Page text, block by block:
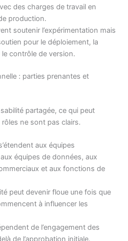
des charges de travail en
production.
soutenir l’expérimentation mais
pour le déploiement, la
le contrôle de version.
: parties prenantes et
partagée, ce qui peut
ne sont pas clairs.
aux équipes
équipes de données, aux
et aux fonctions de
peut devenir floue une fois que
à influencer les
de l’engagement des
de l’approbation initiale.